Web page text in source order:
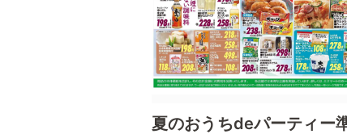
夏のおうちdeパーティー